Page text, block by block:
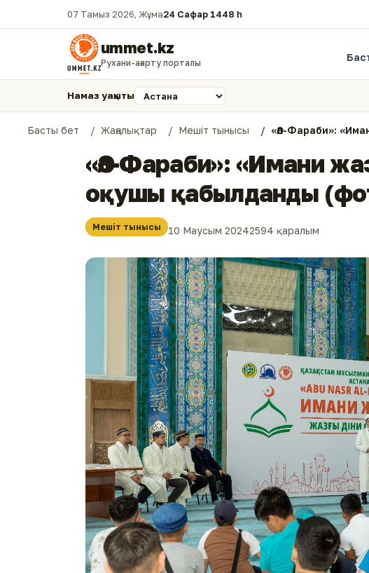
07 Тамыз 2026, Жұма24 Сафар 1448 һ.
ummet.kz
Рухани-ағарту порталы
Намаз уақыты
Басты бет Жаңалықтар Мешіт тынысы «Әл-Фараби»:
«Әл-Фараби»: «Имани
оқушы қабылданды
Мешіт тынысы 10 Маусым 20242594 қаралым